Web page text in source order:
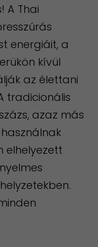
A Thai
energiáit, a
kívül
az élettani
tradicionális
azaz más
elhelyezett